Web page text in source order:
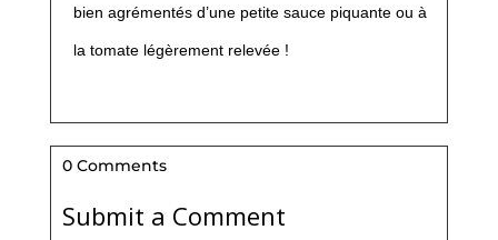
bien agrémentés d’une petite sauce piquante ou à
la tomate légèrement relevée !
0 Comments
Submit a Comment